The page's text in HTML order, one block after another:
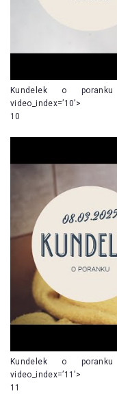
Kundelek o poranku
video_index=’10’>
10
Kundelek o poranku
video_index=’11’>
11